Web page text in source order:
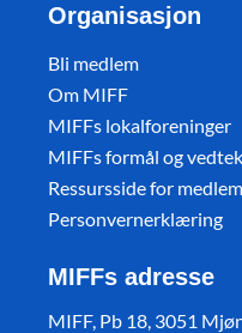
Organisasjon
Bli medlem
Om MIFF
MIFFs lokalforeninger
MIFFs formål og
Ressursside for
Personvernerklæring
MIFFs adresse
MIFF, Pb 18, 3051